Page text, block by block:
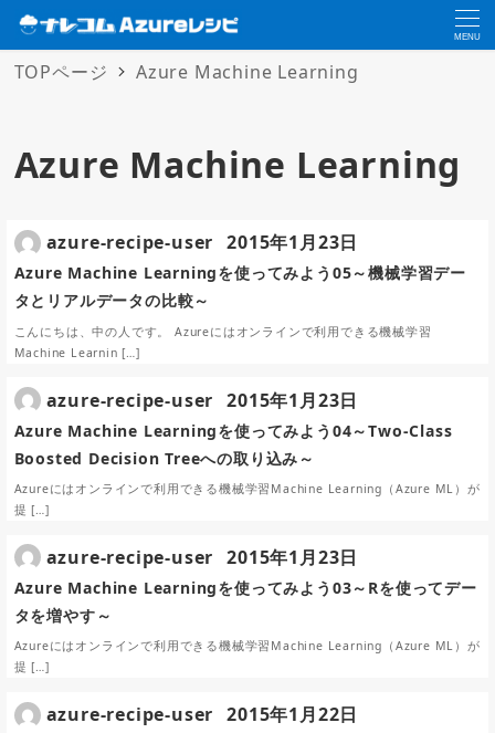
MENU
TOPページ Azure Machine Learning
Azure Machine Learning
Azure Machine Learningを使ってみよう05～機械学習デー
タとリアルデータの比較～
こんにちは、中の人です。 Azureにはオンラインで利用できる機械学習
Machine Learnin […]
azure-recipe-user 2015年1月23日
Azure Machine Learningを使ってみよう04～Two-Class
Boosted Decision Treeへの取り込み～
Azureにはオンラインで利用できる機械学習Machine Learning（Azure ML）が
提 […]
azure-recipe-user 2015年1月23日
Azure Machine Learningを使ってみよう03～Rを使ってデー
タを増やす～
Azureにはオンラインで利用できる機械学習Machine Learning（Azure ML）が
提 […]
azure-recipe-user 2015年1月23日
azure-recipe-user 2015年1月22日